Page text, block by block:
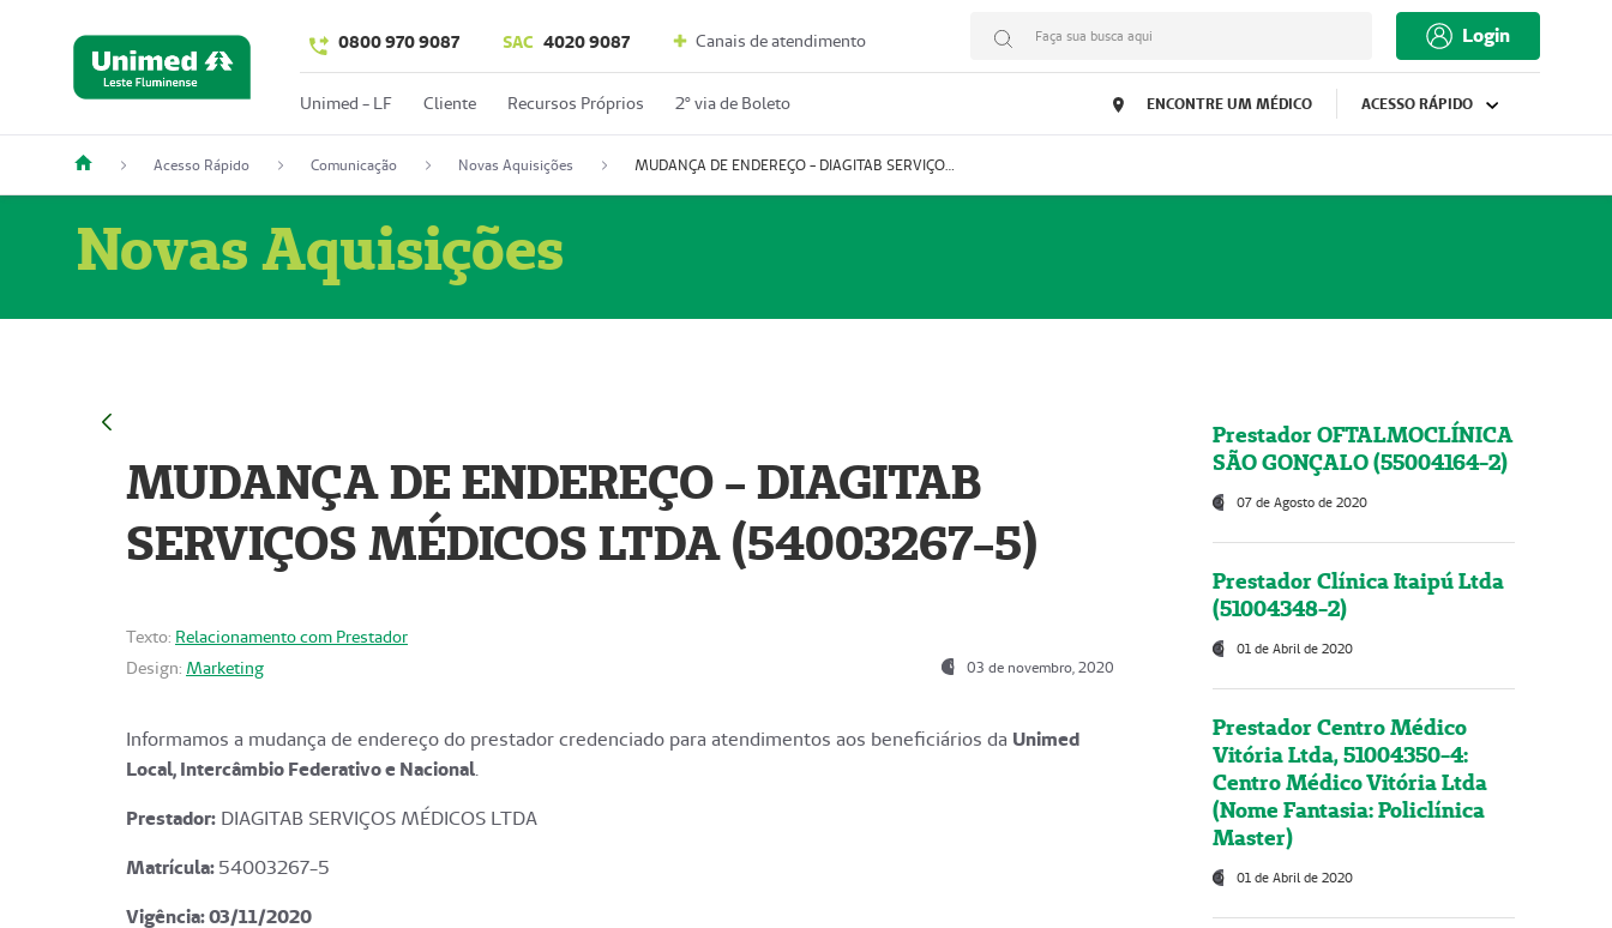
0800 970 9087 SAC 4020 9087 Canais de atendimento Faça sua busca aqui Login
Unimed - LF Cliente Recursos Próprios 2º via de Boleto ENCONTRE UM MÉDICO ACESSO RÁPIDO
Acesso Rápido Comunicação Novas Aquisições MUDANÇA DE ENDEREÇO - DIAGITAB SERVIÇOS MÉDICOS LTDA (54003267-5)
Novas Aquisições
MUDANÇA DE ENDEREÇO - DIAGITAB
SERVIÇOS MÉDICOS LTDA (54003267-5)
Texto: Relacionamento com Prestador
Design: Marketing 03 de novembro, 2020
Informamos a mudança de endereço do prestador credenciado para atendimentos aos beneficiários da Unimed
Local, Intercâmbio Federativo e Nacional.
Prestador: DIAGITAB SERVIÇOS MÉDICOS LTDA
Matrícula:54003267-5
Vigência: 03/11/2020
Prestador OFTALMOCLÍNICA
SÃO GONÇALO (55004164-2)
07 de Agosto de 2020
Prestador Clínica Itaipú Ltda
(51004348-2)
01 de Abril de 2020
Prestador Centro Médico
Vitória Ltda, 51004350-4:
Centro Médico Vitória Ltda
(Nome Fantasia: Policlínica
Master)
01 de Abril de 2020